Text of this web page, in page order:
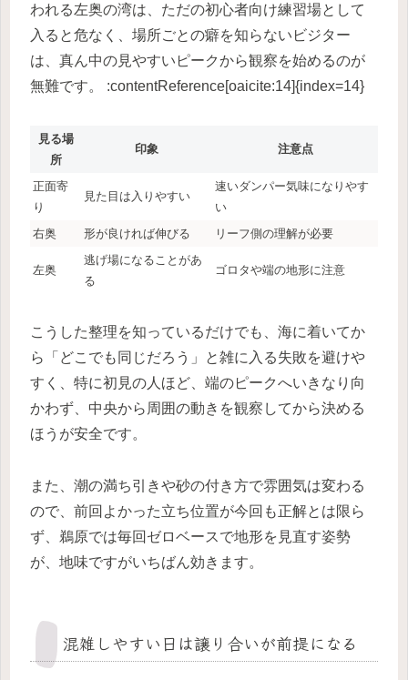
われる左奥の湾は、ただの初心者向け練習場として
入ると危なく、場所ごとの癖を知らないビジター
は、真ん中の見やすいピークから観察を始めるのが
無難です。 :contentReference[oaicite:14]{index=14}
見る場
所
印象 注意点
正面寄
り
見た目は入りやすい
速いダンパー気味になりやす
い
右奥
形が良ければ伸びる リーフ側の理解が必要
左奥
逃げ場になることがあ
る
ゴロタや端の地形に注意
こうした整理を知っているだけでも、海に着いてか
ら「どこでも同じだろう」と雑に入る失敗を避けや
すく、特に初見の人ほど、端のピークへいきなり向
かわず、中央から周囲の動きを観察してから決める
ほうが安全です。
また、潮の満ち引きや砂の付き方で雰囲気は変わる
ので、前回よかった立ち位置が今回も正解とは限ら
ず、鵜原では毎回ゼロベースで地形を見直す姿勢
が、地味ですがいちばん効きます。
混雑しやすい日は譲り合いが前提になる